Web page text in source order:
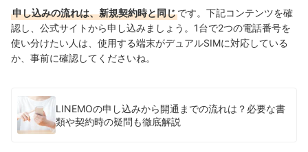
申し込みの流れは、新規契約時と同じです。下記コンテンツを確
認し、公式サイトから申し込みましょう。1台で2つの電話番号を
使い分けたい人は、使用する端末がデュアルSIMに対応している
か、事前に確認してくださいね。
LINEMOの申し込みから開通までの流れは？必要な書
類や契約時の疑問も徹底解説